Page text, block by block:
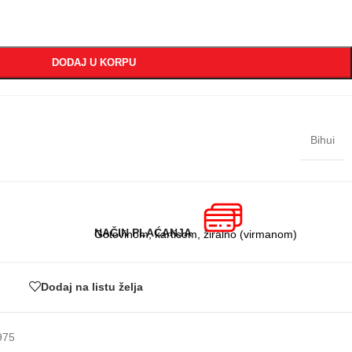
DODAJ U KORPU
Bihui
NAČIN PLAĆANJA
Gotovinom, karticom, žiralno (virmanom)
Dodaj na listu želja